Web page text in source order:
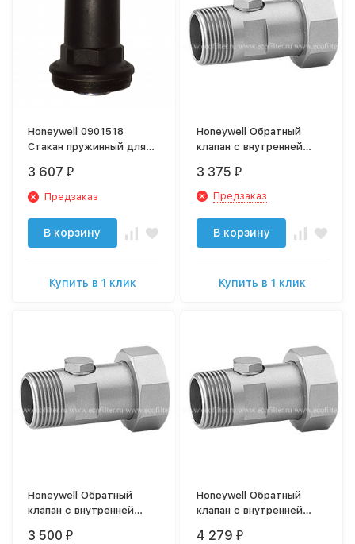
Honeywell 0901518
Стакан пружинный для
FK06, HS10S 1 1/2"-2"
3 607 ₽
Предзаказ
В корзину
Купить в 1 клик
Honeywell Обратный
клапан с внутренней
3 375 ₽
Предзаказ
В корзину
Купить в 1 клик
Honeywell Обратный
клапан с внутренней
3 500 ₽
Honeywell Обратный
клапан с внутренней
4 279 ₽